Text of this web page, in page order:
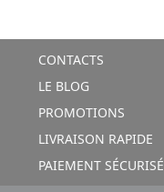
CONTACTS
LE BLOG
PROMOTIONS
LIVRAISON RAPIDE
PAIEMENT SÉCURISÉ